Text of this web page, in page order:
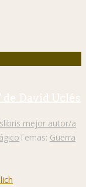
de David Uclés
mejor autor/a
Temas: Guerra